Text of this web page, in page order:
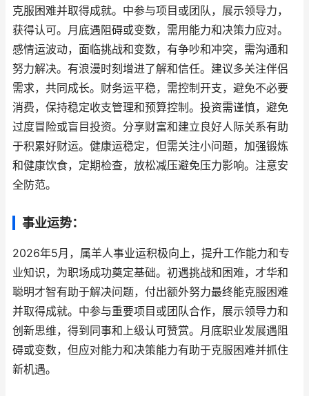
克服困难并取得成就。中参与项目或团队，展示领导力，
获得认可。月底遇阻碍或变数，需用能力和决策力应对。
感情运波动，面临挑战和变数，有争吵和冲突，需沟通和
努力解决。有浪漫时刻增进了解和信任。建议多关注伴侣
需求，共同成长。财务运平稳，需控制开支，避免不必要
消费，保持稳定收支管理和预算控制。投资需谨慎，避免
过度冒险或盲目投资。分享财富和建立良好人际关系有助
于积累好财运。健康运稳定，但需关注小问题，加强锻炼
和健康饮食，定期检查，放松减压避免压力影响。注意安
全防范。
事业运势：
2026年5月，属羊人事业运积极向上，提升工作能力和专
业知识，为职场成功奠定基础。初遇挑战和困难，才华和
聪明才智有助于解决问题，付出额外努力最终能克服困难
并取得成就。中参与重要项目或团队合作，展示领导力和
创新思维，得到同事和上级认可赞赏。月底职业发展遇阻
碍或变数，但应对能力和决策能力有助于克服困难并抓住
新机遇。